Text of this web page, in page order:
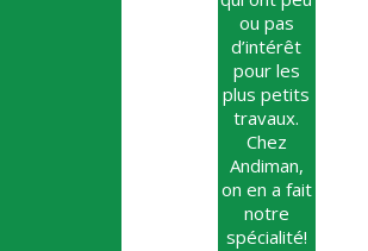
ou pas
d’intérêt
pour les
plus petits
travaux.
Chez
Andiman,
on en a fait
notre
spécialité!